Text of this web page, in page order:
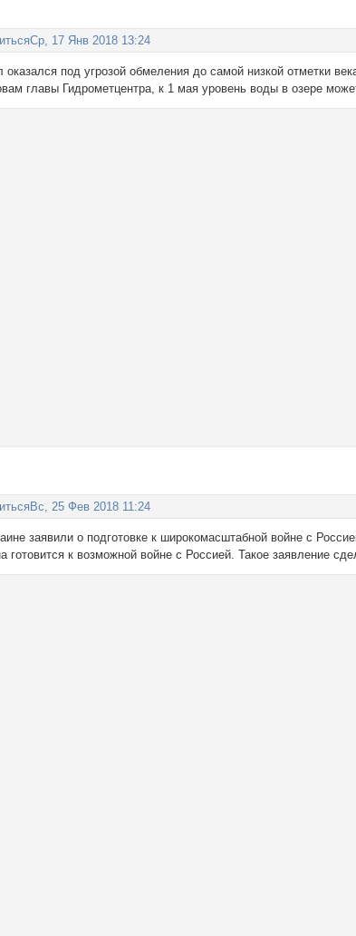
Ср, 17 Янв 2018 13:24
оказался под угрозой обмеления до самой низкой отметки
главы Гидрометцентра, к 1 мая уровень воды в озере
Вс, 25 Фев 2018 11:24
заявили о подготовке к широкомасштабной войне с
готовится к возможной войне с Россией. Такое заявление